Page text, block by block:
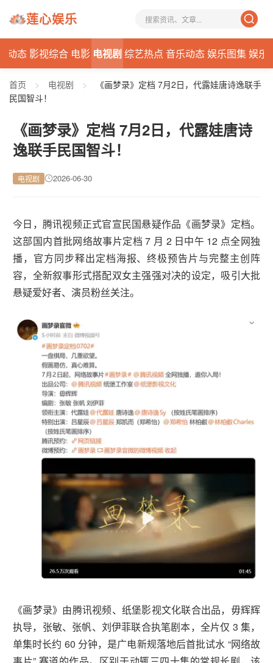
莲心娱乐
动态 影视综合 电影 电视剧综艺热点 音乐动态娱乐图集娱乐
首页 > 电视剧 >
《画梦录》定档 7月2日，代露娃唐诗逸联手
民国智斗！
《画梦录》定档 7月2日，代露娃唐诗
逸联手民国智斗！
电视剧 2026-06-30
今日，腾讯视频正式官宣民国悬疑作品《画梦录》定档。
这部国内首批网络故事片定档 7 月 2 日中午 12 点全网独
播，官方同步释出定档海报、终极预告片与完整主创阵
容，全新叙事形式搭配双女主强强对决的设定，吸引大批
悬疑爱好者、演员粉丝关注。
《画梦录》由腾讯视频、纸堡影视文化联合出品，毋辉辉
执导，张敏、张帆、刘伊菲联合执笔剧本，全片仅 3 集，
单集时长约 60 分钟，是广电新规落地后首批试水 “网络故